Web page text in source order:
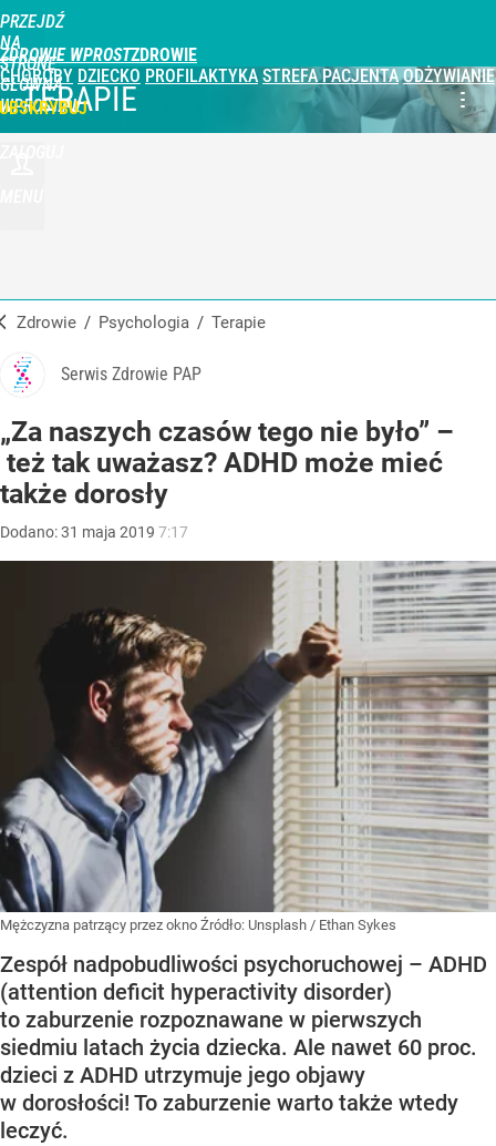
PRZEJDŹ
NA
STRONĘ
GŁÓWNĄ
WPROST.PL
ZDROWIE WPROST
CHOROBY DZIECKO PROFILAKTYKA STREFA PACJENTA ODŻYWIANIE
TERAPIE
Zdrowie / Psychologia / Terapie
Serwis Zdrowie PAP
„Za naszych czasów tego nie było” –
też tak uważasz? ADHD może mieć
także dorosły
Dodano:31 maja 2019 7:17
Mężczyzna patrzący przez okno Źródło: Unsplash / Ethan Sykes
Zespół nadpobudliwości psychoruchowej – ADHD
(attention deficit hyperactivity disorder)
to zaburzenie rozpoznawane w pierwszych
siedmiu latach życia dziecka. Ale nawet 60 proc.
dzieci z ADHD utrzymuje jego objawy
w dorosłości! To zaburzenie warto także wtedy
leczyć.